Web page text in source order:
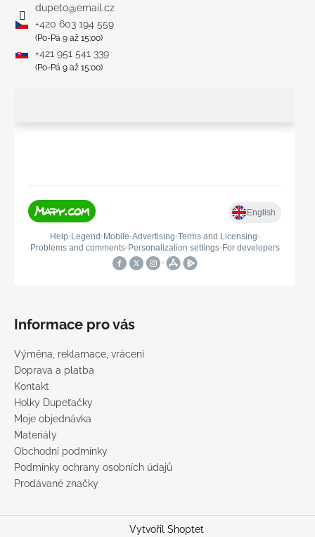
dupeto@email.cz
+420 603 194 559
(Po-Pá 9 až 15:00)
+421 951 541 339
(Po-Pá 9 až 15:00)
Informace pro vás
Výměna, reklamace, vrácení
Doprava a platba
Kontakt
Holky Dupeťačky
Moje objednávka
Materiály
Obchodní podmínky
Podmínky ochrany osobních údajů
Prodávané značky
Vytvořil Shoptet